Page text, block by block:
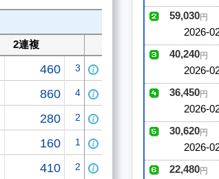
2連複
460 3
860 4
280 2
160 1
410 2
59,030円
2026-
40,240円
2026-
36,450円
2026-
30,620円
2026-
22,480円